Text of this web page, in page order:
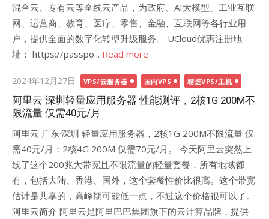
混合云、专有云等全线云产品，为政府、AI大模型、工业互联
网、运营商、教育、医疗、零售、金融、互联网等各行业用
户，提供全面的数字化转型升级服务。 UCloud优惠注册地
址： https://passpo... Read more
Posted
on
2024年12月27日 VPS/云服务器 国内VPS 精选VPS/主机
阿里云 深圳轻量应用服务器 性能测评，2核1G 200M不
限流量 仅需40元/月
阿里云 广东·深圳 轻量应用服务器，2核1G 200M不限流量 仅
需40元/月；2核4G 200M 仅需70元/月。 今天阿里云突然上
线了这个200兆大带宽且不限流量的轻量套餐，所有地域都
有，包括大陆、香港、国外，这个套餐性价比很高。这个带宽
估计是共享的，高峰期可能低一点，不过这个价格很可以了。
阿里云简介 阿里云是阿里巴巴集团旗下的云计算品牌，提供